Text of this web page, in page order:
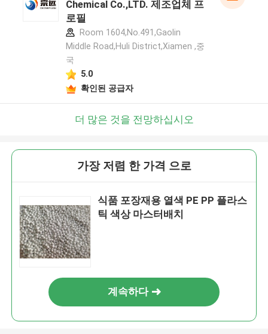
Chemical Co.,LTD. 제조업체 프
로필
Room 1604,No.491,Gaolin
Middle Road,Huli District,Xiamen ,중
국
5.0
확인된 공급자
더 많은 것을 전망하십시오
가장 저렴 한 가격 으로
식품 포장재용 열색 PE PP 플라스
틱 색상 마스터배치
계속하다